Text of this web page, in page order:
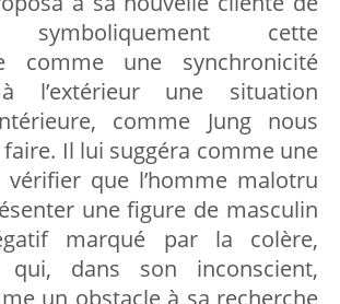
symboliquement cette
comme une synchronicité
l’extérieur une situation
comme Jung nous
Il lui suggéra comme une
vérifier que l’homme malotru
une figure de masculin
marqué par la colère,
qui, dans son inconscient,